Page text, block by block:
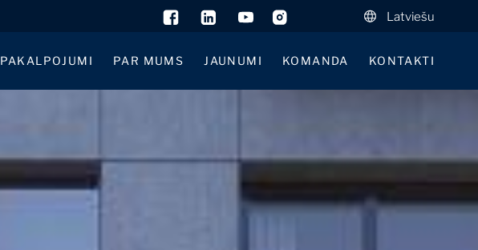
Latviešu
PAKALPOJUMI PAR MUMS JAUNUMI KOMANDA KONTAKTI